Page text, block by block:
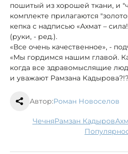
пошитый из хорошей ткани, и
комплекте прилагаются
кепка с надписью «Ахмат –
(руки, - ред.).
«Все очень качественное», -
«Мы гордимся нашим главой.
когда все здравомыслящие
и уважают Рамзана
Автор:Роман Новоселов
Чечня Рамзан Кадыров